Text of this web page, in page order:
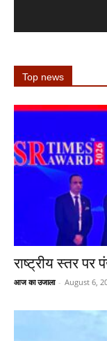
Top news
राष्ट्रीय स्तर पर
आज का उजाला - August 6,